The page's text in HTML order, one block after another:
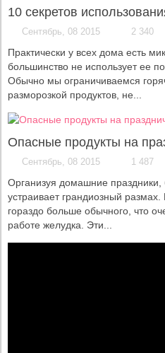
10 секретов
Сентябрь, 08 2015 2 340
Практически у всех дома есть
большинство не использует ее
Обычно мы ограничиваемся
разморозкой продуктов, не...
Опасные продукты на
Сентябрь, 08 2015 1 487
Организуя домашние праздники,
устраивает грандиозный
гораздо больше обычного, что
работе желудка. Эти...